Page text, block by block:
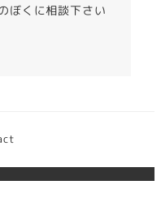
ぼくに相談下さい